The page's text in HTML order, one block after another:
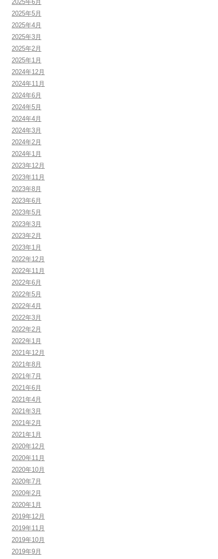
2025年6月
2025年5月
2025年4月
2025年3月
2025年2月
2025年1月
2024年12月
2024年11月
2024年6月
2024年5月
2024年4月
2024年3月
2024年2月
2024年1月
2023年12月
2023年11月
2023年8月
2023年6月
2023年5月
2023年3月
2023年2月
2023年1月
2022年12月
2022年11月
2022年6月
2022年5月
2022年4月
2022年3月
2022年2月
2022年1月
2021年12月
2021年8月
2021年7月
2021年6月
2021年4月
2021年3月
2021年2月
2021年1月
2020年12月
2020年11月
2020年10月
2020年7月
2020年2月
2020年1月
2019年12月
2019年11月
2019年10月
2019年9月